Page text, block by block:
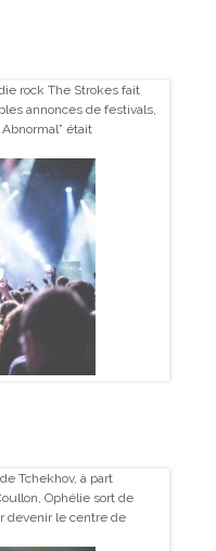
rock The Strokes fait
annonces de festivals,
était
Tchekhov, à part
Ophélie sort de
devenir le centre de